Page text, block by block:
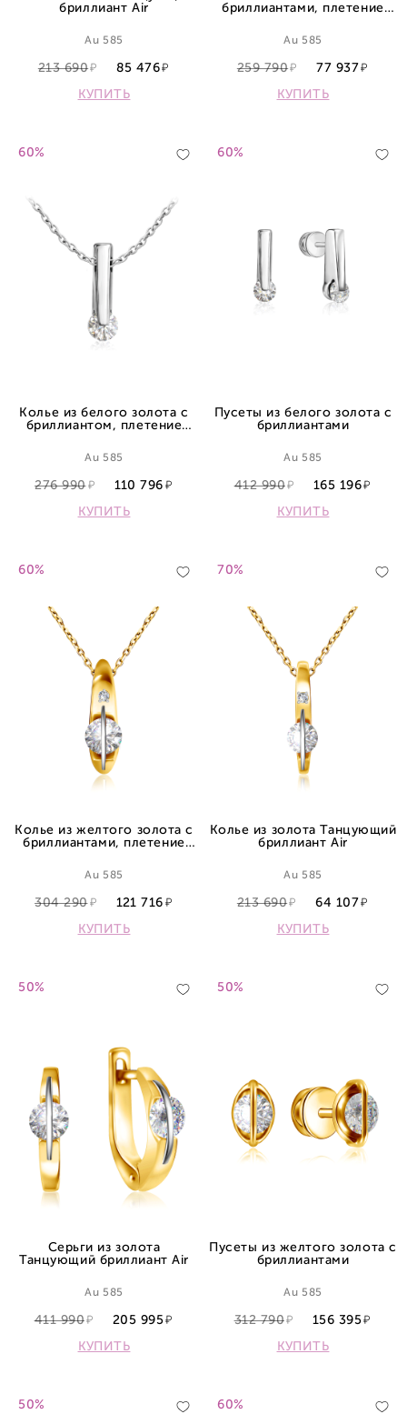
бриллиант Air
Au 585
213 690
85 476
КУПИТЬ
бриллиантами, плетение
Au 585
259 790
77 937
КУПИТЬ
60%
Колье из белого золота с
бриллиантом, плетение
Au 585
276 990
110 796
КУПИТЬ
60%
Пусеты из белого золота с
бриллиантами
Au 585
412 990
165 196
КУПИТЬ
60%
Колье из желтого золота с
бриллиантами, плетение
Au 585
304 290
121 716
КУПИТЬ
70%
Колье из золота Танцующий
бриллиант Air
Au 585
213 690
64 107
КУПИТЬ
50%
Серьги из золота
Танцующий бриллиант Air
Au 585
411 990
205 995
КУПИТЬ
50%
Пусеты из желтого золота с
бриллиантами
Au 585
312 790
156 395
КУПИТЬ
50% 60%